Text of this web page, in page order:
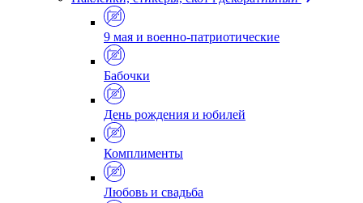
9 мая и военно-патриотические
Бабочки
День рождения и юбилей
Комплименты
Любовь и свадьба